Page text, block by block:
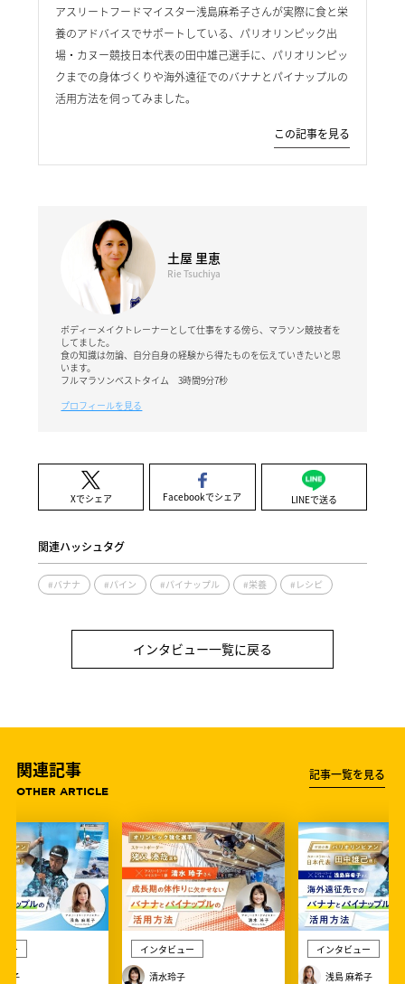
アスリートフードマイスター浅島麻希子さんが実際に食と栄
養のアドバイスでサポートしている、パリオリンピック出
場・カヌー競技日本代表の田中雄己選手に、パリオリンピッ
クまでの身体づくりや海外遠征でのバナナとパイナップルの
活用方法を伺ってみました。
この記事を見る
土屋 里恵
Rie Tsuchiya
ボディーメイクトレーナーとして仕事をする傍ら、マラソン競技者を
してました。
食の知識は勿論、自分自身の経験から得たものを伝えていきたいと思
います。
フルマラソンベストタイム 3時間9分7秒
プロフィールを見る
Xでシェア Facebookでシェア LINEで送る
関連ハッシュタグ
#バナナ #パイン #パイナップル #栄養 #レシピ
インタビュー一覧に戻る
関連記事
OTHER ARTICLE
記事一覧を見る
ー
子
インタビュー
清水玲子
インタビュー
浅島 麻希子